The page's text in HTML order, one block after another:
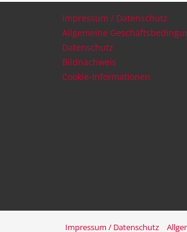
Impressum / Datenschutz
Allgemeine
Datenschutz
Bildnachweis
Cookie-Informationen
Impressum / Datenschutz